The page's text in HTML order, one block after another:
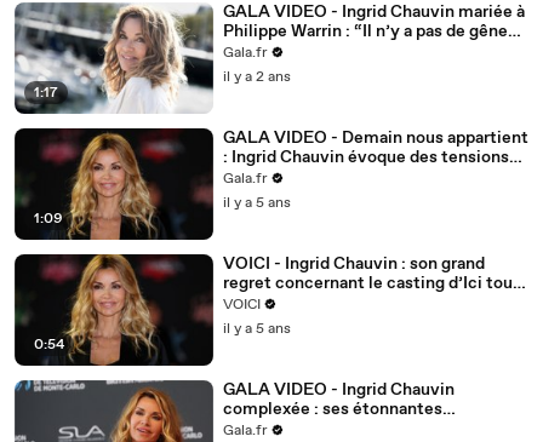
1:17
GALA VIDEO - Ingrid Chauvin mariée à
Philippe Warrin : “Il n’y a pas de gêne
entre nous”
Gala.fr
il y a 2 ans
1:09
GALA VIDEO - Demain nous appartient
: Ingrid Chauvin évoque des tensions
dans la série
Gala.fr
il y a 5 ans
0:54
VOICI - Ingrid Chauvin : son grand
regret concernant le casting d’Ici tout
commence
VOICI
il y a 5 ans
GALA VIDEO - Ingrid Chauvin
complexée : ses étonnantes
confidences.
Gala.fr